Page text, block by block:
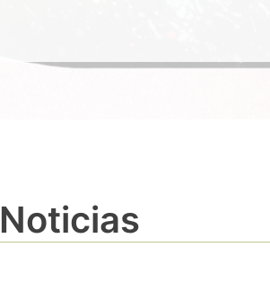
Noticias